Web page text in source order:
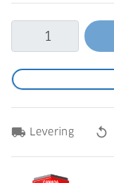
local_shipping Levering replay